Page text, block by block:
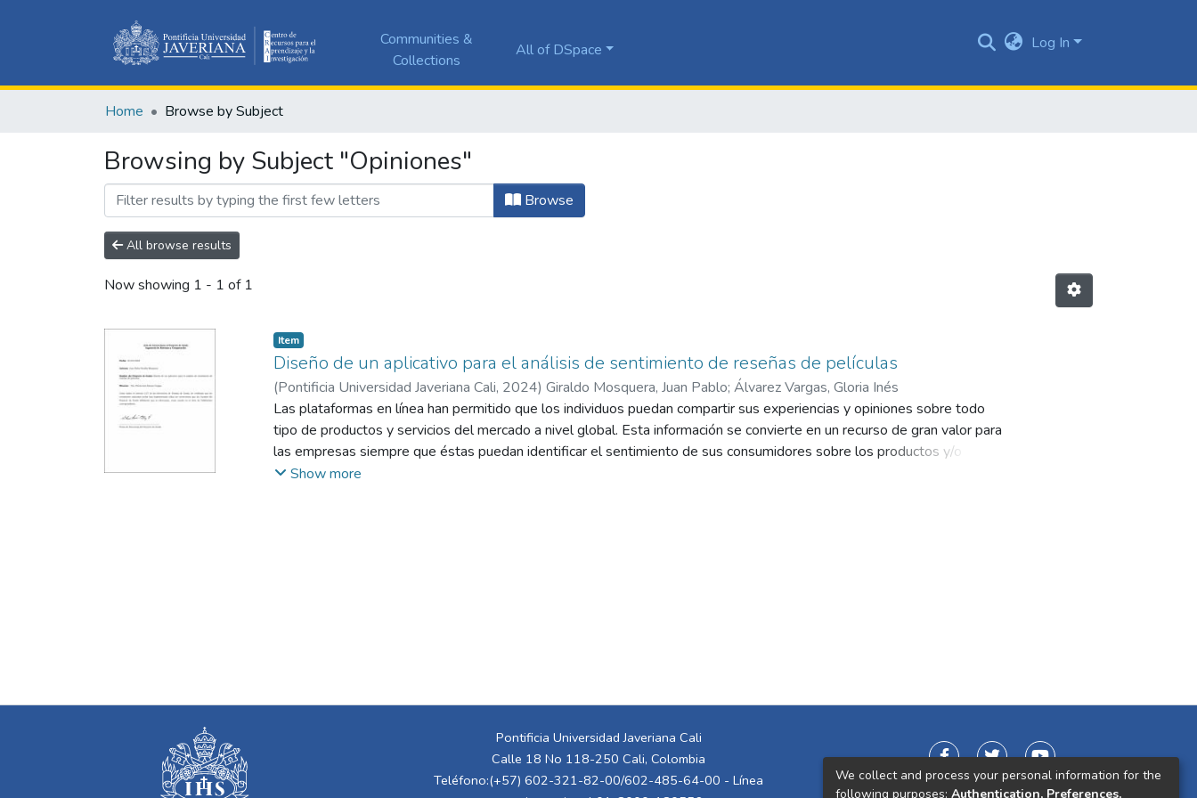
Communities &
Collections
All of DSpace Log In
Home Browse by Subject
Browsing by Subject "Opiniones"
Browse
All browse results
Now showing 1 - 1 of 1
Item
Diseño de un aplicativo para el análisis de sentimiento de reseñas de películas
(Pontificia Universidad Javeriana Cali, 2024) Giraldo Mosquera, Juan Pablo; Álvarez Vargas, Gloria Inés
Las plataformas en línea han permitido que los individuos puedan compartir sus experiencias y opiniones sobre todo
tipo de productos y servicios del mercado a nivel global. Esta información se convierte en un recurso de gran valor para
las empresas siempre que éstas puedan identificar el sentimiento de sus consumidores sobre los productos y/o
servicios que ofrecen. Es por eso que esta tarea representa uno de los intereses principales en la actualidad a nivel
Show more
Pontificia Universidad Javeriana Cali
Calle 18 No 118-250 Cali, Colombia
Teléfono:(+57) 602-321-82-00/602-485-64-00 - Línea
We collect and process your personal information for the
following purposes: Authentication, Preferences,